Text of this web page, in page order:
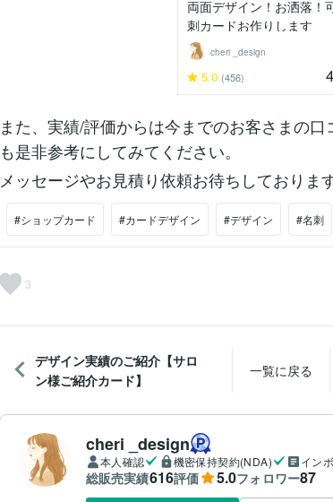
両面デザイン！お洒落！
刺カードお作りします
cheri _design
5.0 (456)
また、実績/評価からは今までのお客さまの
も是非参考にしてみてください。
メッセージやお見積り依頼お待ちしておりま
#ショップカード #カードデザイン #デザイン #名刺
3
デザイン実績のご紹介【サロ
ン様ご紹介カード】
一覧に戻る
cheri _design
本人確認 機密保持契約(NDA) イン
総販売実績616評価 5.0フォロワー87